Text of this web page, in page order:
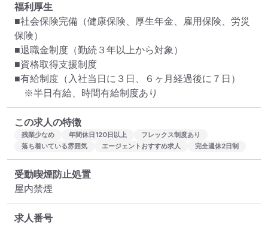
福利厚生
■社会保険完備（健康保険、厚生年金、雇用保険、労災
保険）
■退職金制度（勤続３年以上から対象）
■資格取得支援制度
■有給制度（入社当日に３日、６ヶ月経過後に７日）
※半日有給、時間有給制度あり
この求人の特徴
残業少なめ 年間休日120日以上
フレックス制度あり
落ち着いている雰囲気
エージェントおすすめ求人 完全週休2日制
受動喫煙防止処置
屋内禁煙
求人番号